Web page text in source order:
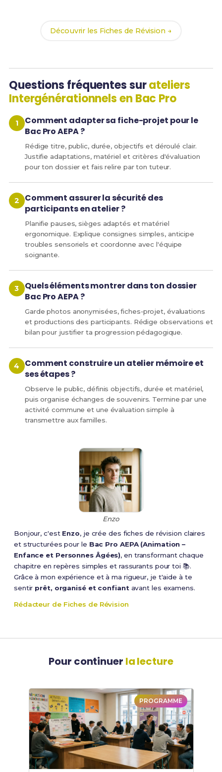
Découvrir les Fiches de Révision →
Questions fréquentes surateliers
Intergénérationnels en Bac Pro
Comment adapter sa fiche-projet pour le
Bac Pro AEPA ?
Rédige titre, public, durée, objectifs et déroulé clair.
Justifie adaptations, matériel et critères d'évaluation
pour ton dossier et fais relire par ton tuteur.
Comment assurer la sécurité des
participants en atelier ?
Planifie pauses, sièges adaptés et matériel
ergonomique. Explique consignes simples, anticipe
troubles sensoriels et coordonne avec l'équipe
soignante.
Quels éléments montrer dans ton dossier
Bac Pro AEPA ?
Garde photos anonymisées, fiches‑projet, évaluations
et productions des participants. Rédige observations et
bilan pour justifier ta progression pédagogique.
Comment construire un atelier mémoire et
ses étapes ?
Observe le public, définis objectifs, durée et matériel,
puis organise échanges de souvenirs. Termine par une
activité commune et une évaluation simple à
transmettre aux familles.
Enzo
Bonjour, c'est Enzo, je crée des fiches de révision claires
et structurées pour le Bac Pro AEPA (Animation –
Enfance et Personnes Âgées), en transformant chaque
chapitre en repères simples et rassurants pour toi 📚.
Grâce à mon expérience et à ma rigueur, je t'aide à te
sentir prêt, organisé et confiantavant les examens.
Rédacteur de Fiches de Révision
Pour continuer la lecture
PROGRAMME